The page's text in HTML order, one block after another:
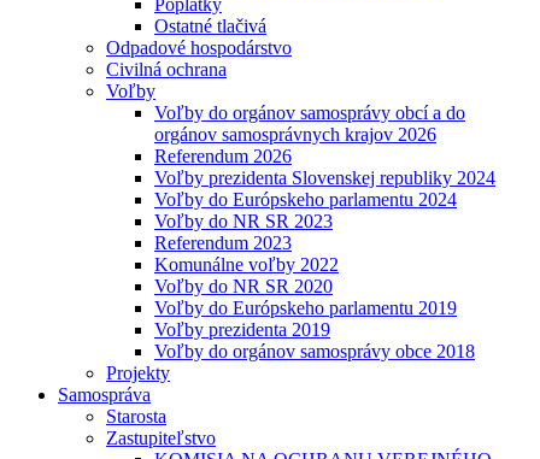
Poplatky
Ostatné tlačivá
Odpadové hospodárstvo
Civilná ochrana
Voľby
Voľby do orgánov samosprávy obcí a do
orgánov samosprávnych krajov 2026
Referendum 2026
Voľby prezidenta Slovenskej republiky 2024
Voľby do Európskeho parlamentu 2024
Voľby do NR SR 2023
Referendum 2023
Komunálne voľby 2022
Voľby do NR SR 2020
Voľby do Európskeho parlamentu 2019
Voľby prezidenta 2019
Voľby do orgánov samosprávy obce 2018
Projekty
Samospráva
Starosta
Zastupiteľstvo